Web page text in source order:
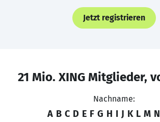
Jetzt registrieren
21 Mio. XING Mitglieder,
Nachname:
A B C D E F G H I J K L M N